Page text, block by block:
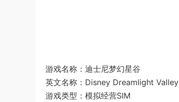
游戏名称：迪士尼梦幻星谷
英文名称：Disney Dreamlight Valley
游戏类型：模拟经营SIM